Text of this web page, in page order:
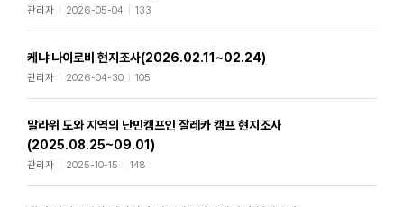
관리자 2026-05-04 133
케냐 나이로비 현지조사(2026.02.11~02.24)
관리자 2026-04-30 105
말라위 도와 지역의 난민캠프인 잘레카 캠프 현지조사
(2025.08.25~09.01)
관리자 2025-10-15 148